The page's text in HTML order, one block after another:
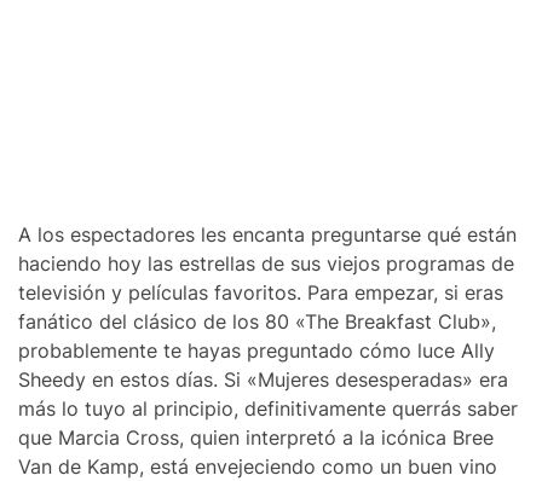
A los espectadores les encanta preguntarse qué están
haciendo hoy las estrellas de sus viejos programas de
televisión y películas favoritos. Para empezar, si eras
fanático del clásico de los 80 «The Breakfast Club»,
probablemente te hayas preguntado cómo luce Ally
Sheedy en estos días. Si «Mujeres desesperadas» era
más lo tuyo al principio, definitivamente querrás saber
que Marcia Cross, quien interpretó a la icónica Bree
Van de Kamp, está envejeciendo como un buen vino